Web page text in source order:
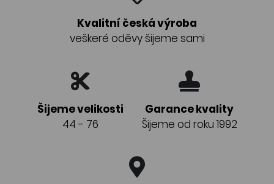
Kvalitní česká výroba
veškeré oděvy šijeme sami
Šijeme velikosti
44 - 76
Garance kvality
Šijeme od roku 1992